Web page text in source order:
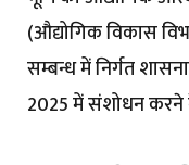
(औद्योगिक विकास
सम्बन्ध में निर्गत
2025 में संशोधन करने